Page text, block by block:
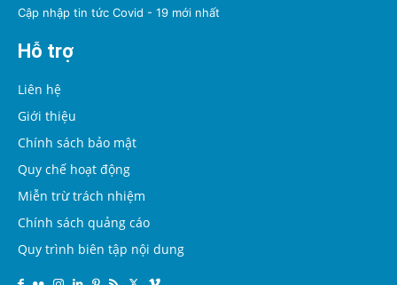
Cập nhập tin tức Covid - 19 mới nhất
Hỗ trợ
Liên hệ
Giới thiệu
Chính sách bảo mật
Quy chế hoạt động
Miễn trừ trách nhiệm
Chính sách quảng cáo
Quy trình biên tập nội dung